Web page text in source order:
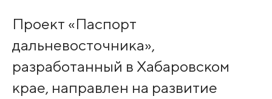
Проект «Паспорт
дальневосточника»,
разработанный в Хабаровском
крае, направлен на развитие